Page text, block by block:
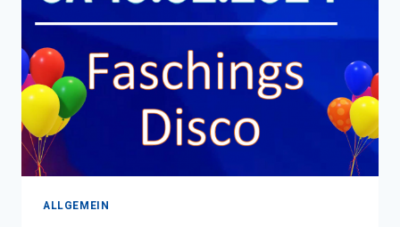
ALLGEMEIN